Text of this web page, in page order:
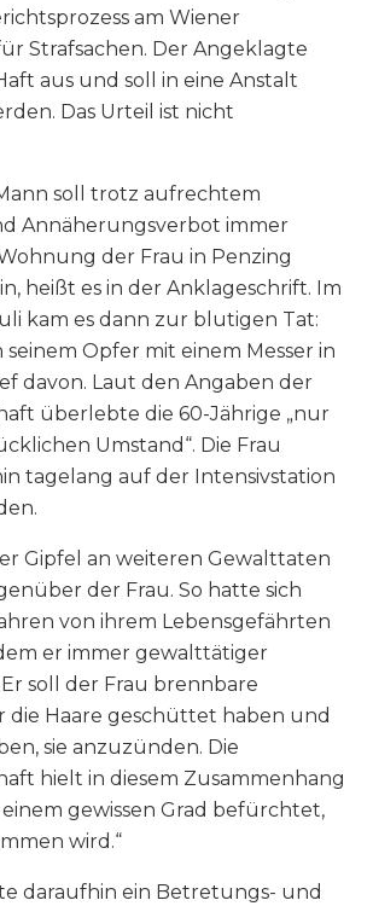
am Wiener
Strafsachen. Der Angeklagte
aus und soll in eine Anstalt
Das Urteil ist nicht
soll trotz aufrechtem
Annäherungsverbot immer
der Frau in Penzing
heißt es in der Anklageschrift. Im
kam es dann zur blutigen Tat:
seinem Opfer mit einem Messer in
davon. Laut den Angaben der
überlebte die 60-Jährige „nur
Umstand“. Die Frau
tagelang auf der Intensivstation
Gipfel an weiteren Gewalttaten
der Frau. So hatte sich
von ihrem Lebensgefährten
er immer gewalttätiger
soll der Frau brennbare
die Haare geschüttet haben und
sie anzuzünden. Die
hielt in diesem Zusammenhang
einem gewissen Grad befürchtet,
wird.“
daraufhin ein Betretungs- und